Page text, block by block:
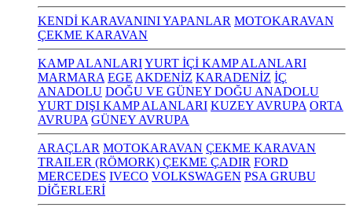
KENDİ KARAVANINI YAPANLAR MOTOKARAVAN
ÇEKME KARAVAN
KAMP ALANLARIYURT İÇİ KAMP ALANLARI
MARMARA EGE AKDENİZ KARADENİZ İÇ
ANADOLU DOĞU VE GÜNEY DOĞU ANADOLU
YURT DIŞI KAMP ALANLARI KUZEY AVRUPA ORTA
AVRUPA GÜNEY AVRUPA
ARAÇLAR MOTOKARAVAN ÇEKME KARAVAN
TRAILER (RÖMORK) ÇEKME ÇADIR FORD
MERCEDES IVECO VOLKSWAGEN PSA GRUBU
DİĞERLERİ